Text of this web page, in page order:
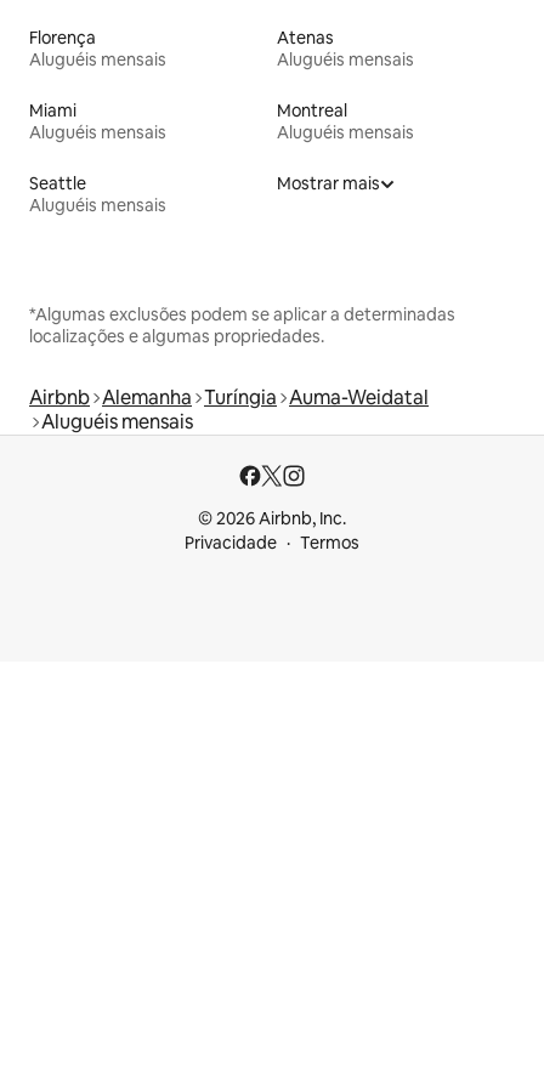
Florença
Aluguéis mensais
Atenas
Aluguéis mensais
Miami
Aluguéis mensais
Montreal
Aluguéis mensais
Seattle
Aluguéis mensais
Mostrar mais
*Algumas exclusões podem se aplicar a determinadas
localizações e algumas propriedades.
Airbnb Alemanha Turíngia Auma-Weidatal
Aluguéis mensais
© 2026 Airbnb, Inc.
Privacidade
Termos